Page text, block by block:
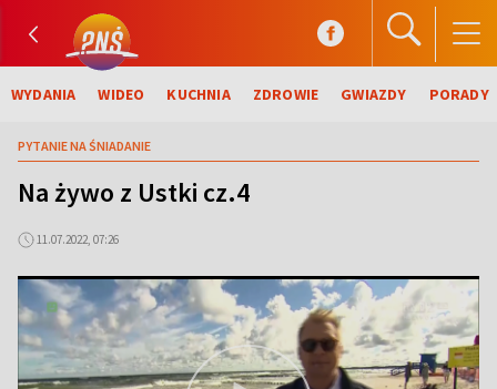
WYDANIA WIDEO KUCHNIA ZDROWIE GWIAZDY PORADY
PYTANIE NA ŚNIADANIE
Na żywo z Ustki cz.4
11.07.2022, 07:26